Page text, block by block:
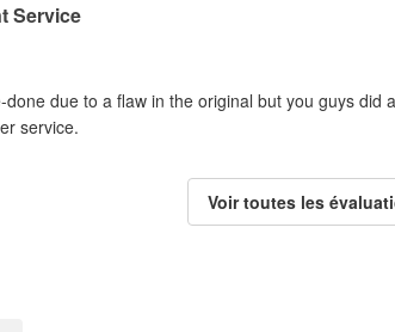
Service
due to a flaw in the original but you guys
service.
Voir toutes les